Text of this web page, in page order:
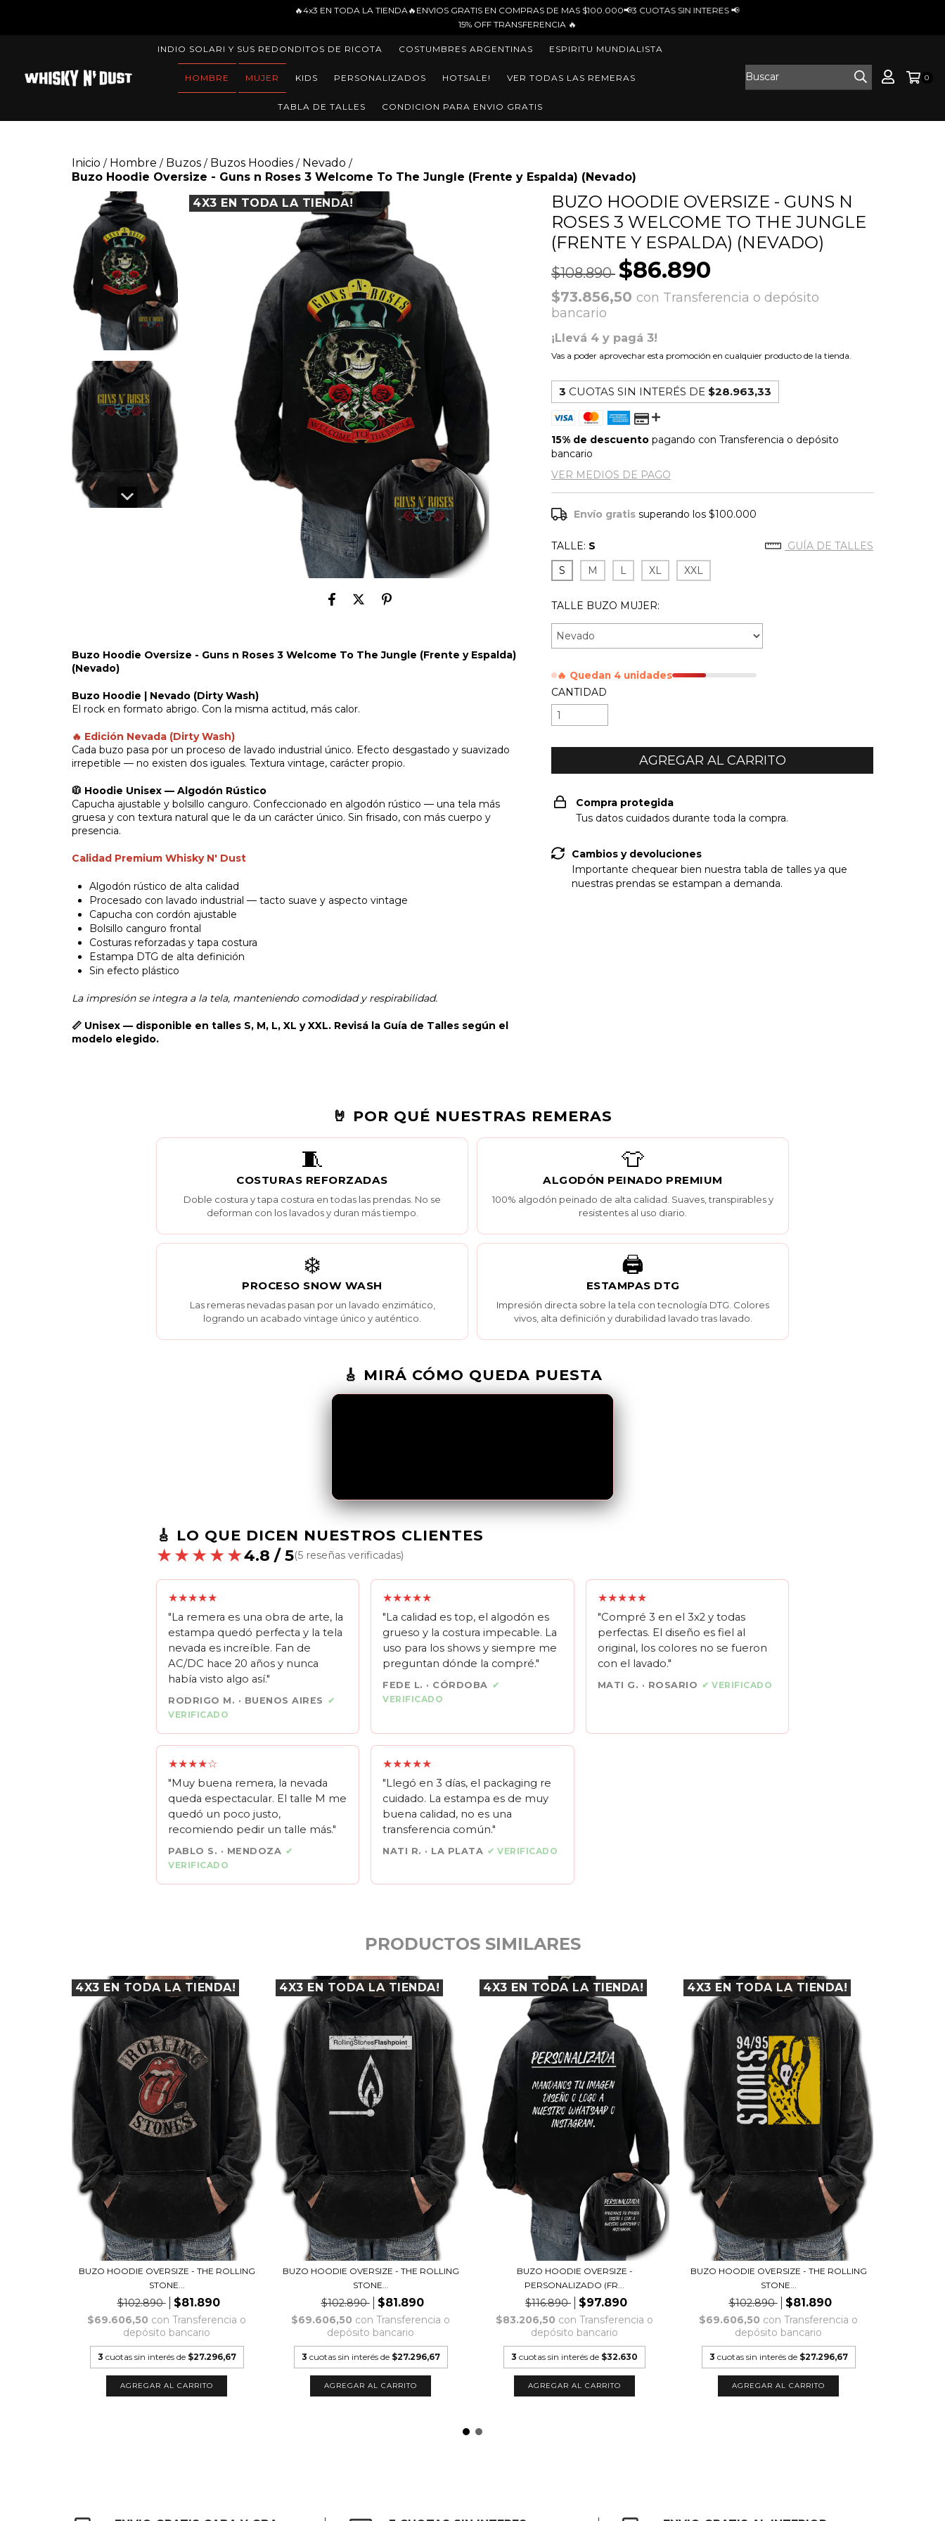
🔥4x3 EN TODA LA TIENDA🔥ENVIOS GRATIS EN COMPRAS DE MAS $100.000📢3 CUOTAS SIN INTERES 📢
15% OFF TRANSFERENCIA 🔥
INDIO SOLARI Y SUS REDONDITOS DE RICOTA COSTUMBRES ARGENTINAS ESPIRITU MUNDIALISTA
HOMBRE MUJER KIDS PERSONALIZADOS HOTSALE! VER TODAS LAS REMERAS
TABLA DE TALLES CONDICION PARA ENVIO GRATIS
0
Inicio / Hombre / Buzos / Buzos Hoodies / Nevado /
Buzo Hoodie Oversize - Guns n Roses 3 Welcome To The Jungle (Frente y Espalda) (Nevado)
4X3 EN TODA LA TIENDA!
Buzo Hoodie Oversize - Guns n Roses 3 Welcome To The Jungle (Frente y Espalda)
(Nevado)
Buzo Hoodie | Nevado (Dirty Wash)
El rock en formato abrigo. Con la misma actitud, más calor.
🔥 Edición Nevada (Dirty Wash)
Cada buzo pasa por un proceso de lavado industrial único. Efecto desgastado y suavizado
irrepetible — no existen dos iguales. Textura vintage, carácter propio.
🧥 Hoodie Unisex — Algodón Rústico
Capucha ajustable y bolsillo canguro. Confeccionado en algodón rústico — una tela más
gruesa y con textura natural que le da un carácter único. Sin frisado, con más cuerpo y
presencia.
Calidad Premium Whisky N' Dust
Algodón rústico de alta calidad
Procesado con lavado industrial — tacto suave y aspecto vintage
Capucha con cordón ajustable
Bolsillo canguro frontal
Costuras reforzadas y tapa costura
Estampa DTG de alta definición
Sin efecto plástico
La impresión se integra a la tela, manteniendo comodidad y respirabilidad.
📏 Unisex — disponible en talles S, M, L, XL y XXL. Revisá la Guía de Talles según el
modelo elegido.
BUZO HOODIE OVERSIZE - GUNS N
ROSES 3 WELCOME TO THE JUNGLE
(FRENTE Y ESPALDA) (NEVADO)
$108.890 $86.890
$73.856,50 con Transferencia o depósito
bancario
¡Llevá 4 y pagá 3!
Vas a poder aprovechar esta promoción en cualquier producto de la tienda.
3 CUOTAS SIN INTERÉS DE $28.963,33
15% de descuento pagando con Transferencia o depósito
bancario
VER MEDIOS DE PAGO
Envío gratis superando los$100.000
TALLE: S
GUÍA DE TALLES
S
M L XL XXL
TALLE BUZO MUJER:
🔥 Quedan 4 unidades
CANTIDAD
Compra protegida
Tus datos cuidados durante toda la compra.
Cambios y devoluciones
Importante chequear bien nuestra tabla de talles ya que
nuestras prendas se estampan a demanda.
🤘 POR QUÉ NUESTRAS REMERAS
🧵
COSTURAS REFORZADAS
Doble costura y tapa costura en todas las prendas. No se
deforman con los lavados y duran más tiempo.
👕
ALGODÓN PEINADO PREMIUM
100% algodón peinado de alta calidad. Suaves, transpirables y
resistentes al uso diario.
❄️
PROCESO SNOW WASH
Las remeras nevadas pasan por un lavado enzimático,
logrando un acabado vintage único y auténtico.
🖨️
ESTAMPAS DTG
Impresión directa sobre la tela con tecnología DTG. Colores
vivos, alta definición y durabilidad lavado tras lavado.
🎸 MIRÁ CÓMO QUEDA PUESTA
🎸 LO QUE DICEN NUESTROS CLIENTES
★★★★★4.8 / 5(5 reseñas verificadas)
★★★★★
"La remera es una obra de arte, la
estampa quedó perfecta y la tela
nevada es increíble. Fan de
AC/DC hace 20 años y nunca
había visto algo así."
RODRIGO M. · BUENOS AIRES ✔
VERIFICADO
★★★★★
"La calidad es top, el algodón es
grueso y la costura impecable. La
uso para los shows y siempre me
preguntan dónde la compré."
FEDE L. · CÓRDOBA ✔
VERIFICADO
★★★★★
"Compré 3 en el 3x2 y todas
perfectas. El diseño es fiel al
original, los colores no se fueron
con el lavado."
MATI G. · ROSARIO ✔ VERIFICADO
★★★★☆
"Muy buena remera, la nevada
queda espectacular. El talle M me
quedó un poco justo,
recomiendo pedir un talle más."
PABLO S. · MENDOZA ✔
VERIFICADO
★★★★★
"Llegó en 3 días, el packaging re
cuidado. La estampa es de muy
buena calidad, no es una
transferencia común."
NATI R. · LA PLATA ✔ VERIFICADO
PRODUCTOS SIMILARES
4X3 EN TODA LA TIENDA!
BUZO HOODIE OVERSIZE - THE ROLLING
STONE...
$102.890 $81.890
$69.606,50 con Transferencia o
depósito bancario
3 cuotas sin interés de $27.296,67
AGREGAR AL CARRITO
4X3 EN TODA LA TIENDA!
BUZO HOODIE OVERSIZE - THE ROLLING
STONE...
$102.890 $81.890
$69.606,50 con Transferencia o
depósito bancario
3 cuotas sin interés de $27.296,67
AGREGAR AL CARRITO
4X3 EN TODA LA TIENDA!
BUZO HOODIE OVERSIZE -
PERSONALIZADO (FR...
$116.890 $97.890
$83.206,50 con Transferencia o
depósito bancario
3 cuotas sin interés de $32.630
AGREGAR AL CARRITO
4X3 EN TODA LA TIENDA!
BUZO HOODIE OVERSIZE - THE ROLLING
STONE...
$102.890 $81.890
$69.606,50 con Transferencia o
depósito bancario
3 cuotas sin interés de $27.296,67
AGREGAR AL CARRITO